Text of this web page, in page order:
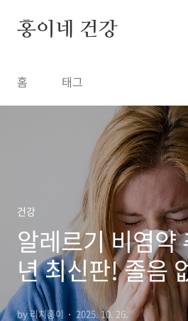
홍이네 건강
홈 태그
건강
알레르기 비염
년 최신판! 졸음
약 분석
by 리치홍이 2025. 10. 26.